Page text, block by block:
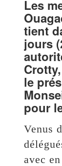
Les
tient
jours
le
pour
Venus
avec